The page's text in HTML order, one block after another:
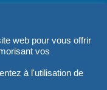
web pour vous offrir
vos
à l'utilisation de